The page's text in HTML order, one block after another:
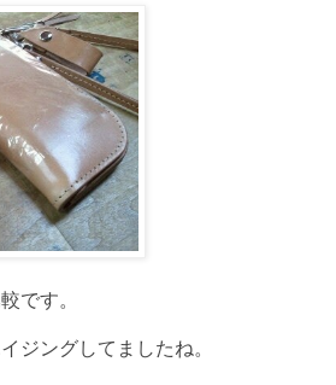
です。
ジングしてましたね。